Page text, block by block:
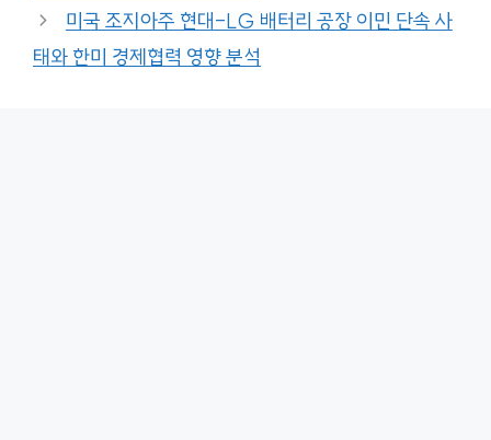
미국 조지아주 현대-LG 배터리 공장 이민 단속 사
태와 한미 경제협력 영향 분석